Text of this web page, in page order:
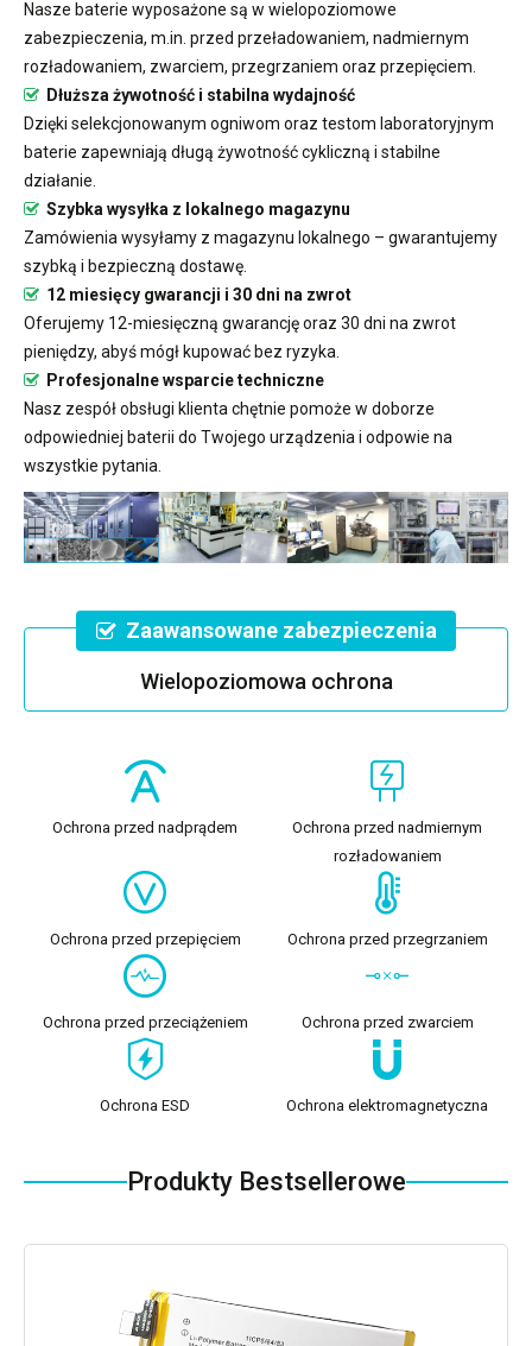
Nasze baterie wyposażone są w wielopoziomowe
zabezpieczenia, m.in. przed przeładowaniem, nadmiernym
rozładowaniem, zwarciem, przegrzaniem oraz przepięciem.
Dłuższa żywotność i stabilna wydajność
Dzięki selekcjonowanym ogniwom oraz testom laboratoryjnym
baterie zapewniają długą żywotność cykliczną i stabilne
działanie.
Szybka wysyłka z lokalnego magazynu
Zamówienia wysyłamy z magazynu lokalnego – gwarantujemy
szybką i bezpieczną dostawę.
12 miesięcy gwarancji i 30 dni na zwrot
Oferujemy 12-miesięczną gwarancję oraz 30 dni na zwrot
pieniędzy, abyś mógł kupować bez ryzyka.
Profesjonalne wsparcie techniczne
Nasz zespół obsługi klienta chętnie pomoże w doborze
odpowiedniej baterii do Twojego urządzenia i odpowie na
wszystkie pytania.
Zaawansowane zabezpieczenia
Wielopoziomowa ochrona
Ochrona przed nadprądem
Ochrona przed nadmiernym
rozładowaniem
Ochrona przed przepięciem Ochrona przed przegrzaniem
Ochrona przed przeciążeniem Ochrona przed zwarciem
Ochrona ESD Ochrona elektromagnetyczna
Produkty Bestsellerowe